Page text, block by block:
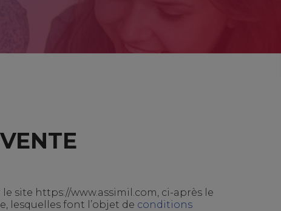
le site https://www.assimil.com, ci-après le
lesquelles font l’objet de conditions